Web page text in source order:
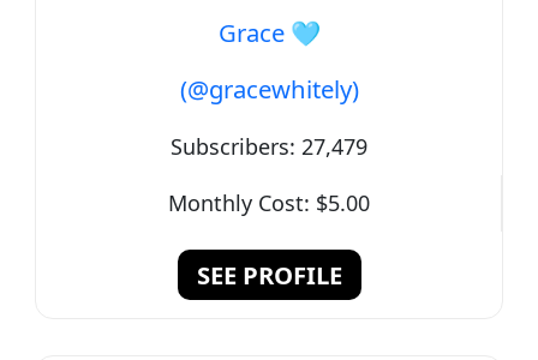
Grace 🩵
(@gracewhitely)
Subscribers: 27,479
SEE PROFILE
Monthly Cost: $5.00